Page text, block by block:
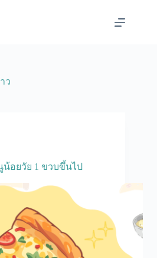
ว
อยวัย 1 ขวบขึ้นไป